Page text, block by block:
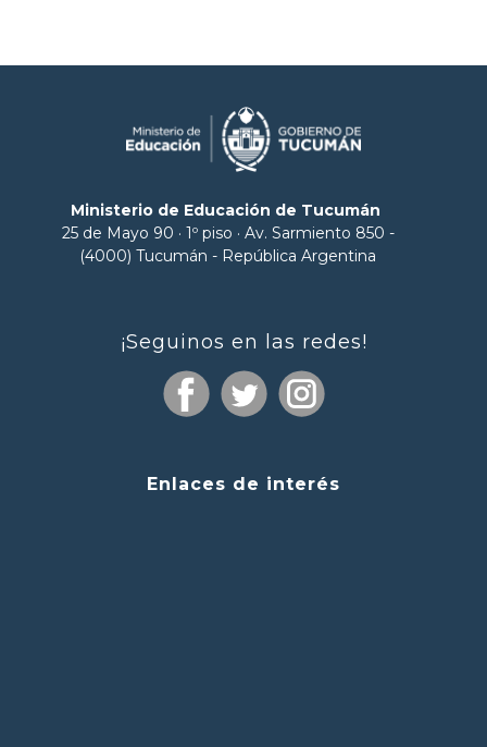
Ministerio de Educación de Tucumán
25 de Mayo 90 · 1º piso · Av. Sarmiento 850 -
(4000) Tucumán - República Argentina
¡Seguinos en las redes!
Enlaces de interés